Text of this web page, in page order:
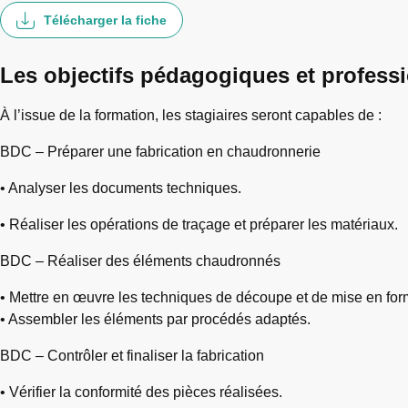
Télécharger la fiche
Les objectifs pédagogiques et
À l’issue de la formation, les stagiaires seront capables de :
BDC – Préparer une fabrication en chaudronnerie
• Analyser les documents techniques.
• Réaliser les opérations de traçage et préparer les matériaux.
BDC – Réaliser des éléments chaudronnés
• Mettre en œuvre les techniques de découpe et de mise en
• Assembler les éléments par procédés adaptés.
BDC – Contrôler et finaliser la fabrication
• Vérifier la conformité des pièces réalisées.